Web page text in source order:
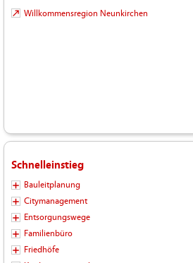
Willkommensregion Neunkirchen
Schnelleinstieg
Bauleitplanung
Citymanagement
Entsorgungswege
Familienbüro
Friedhöfe